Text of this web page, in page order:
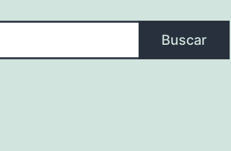
Buscar